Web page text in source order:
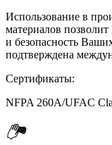
Использование в
материалов позволит
и безопасность
подтверждена
Сертификаты:
NFPA 260A/UFAC